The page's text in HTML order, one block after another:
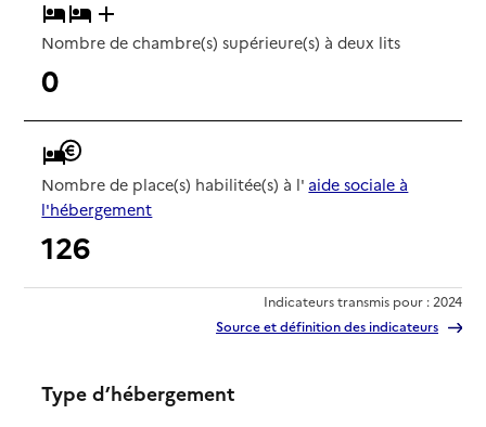
Nombre de chambre(s) supérieure(s) à deux lits
0
Nombre de place(s) habilitée(s) à l' aide sociale à
l'hébergement
126
Indicateurs transmis pour : 2024
Source et définition des indicateurs
Type d’hébergement